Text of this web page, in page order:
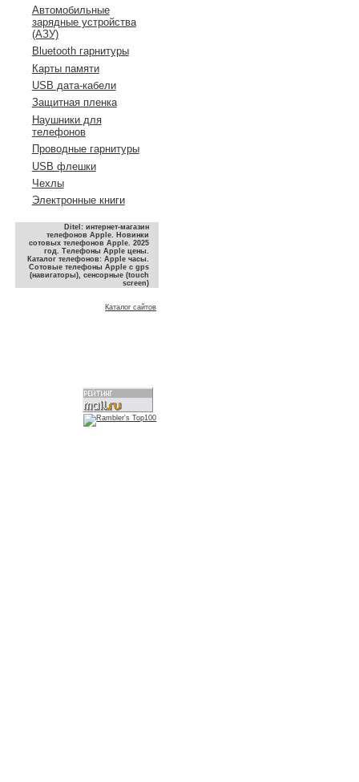
Автомобильные
зарядные устройства
(АЗУ)
Bluetooth гарнитуры
Карты памяти
USB дата-кабели
Защитная пленка
Наушники для
телефонов
Проводные гарнитуры
USB флешки
Чехлы
Электронные книги
Ditel: интернет-магазин
телефонов Apple. Новинки
сотовых телефонов Apple. 2025
год. Телефоны Apple цены.
Каталог телефонов: Apple часы.
Сотовые телефоны Apple с gps
(навигаторы), сенсорные (touch
screen)
Каталог сайтов